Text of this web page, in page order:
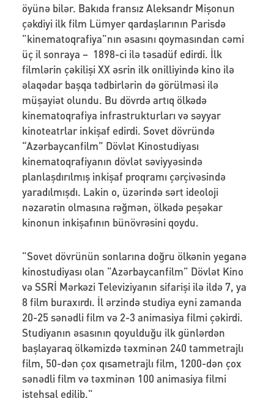
öyünə bilər. Bakıda fransız Aleksandr Mişonun
çəkdiyi ilk film Lümyer qardaşlarının Parisdə
"kinematoqrafiya"nın əsasını qoymasından cəmi
üç il sonraya – 1898-ci ilə təsadüf edirdi. İlk
filmlərin çəkilişi XX əsrin ilk onilliyində kino ilə
əlaqədar başqa tədbirlərin də görülməsi ilə
müşayiət olundu. Bu dövrdə artıq ölkədə
kinematoqrafiya infrastrukturları və səyyar
kinoteatrlar inkişaf edirdi. Sovet dövründə
“Azərbaycanfilm” Dövlət Kinostudiyası
kinematoqrafiyanın dövlət səviyyəsində
planlaşdırılmış inkişaf proqramı çərçivəsində
yaradılmışdı. Lakin o, üzərində sərt ideoloji
nəzarətin olmasına rəğmən, ölkədə peşəkar
kinonun inkişafının bünövrəsini qoydu.
"Sovet dövrünün sonlarına doğru ölkənin yeganə
kinostudiyası olan "Azərbaycanfilm" Dövlət Kino
və SSRİ Mərkəzi Televiziyanın sifarişi ilə ildə 7, ya
8 film buraxırdı. İl ərzində studiya eyni zamanda
20-25 sənədli film və 2-3 animasiya filmi çəkirdi.
Studiyanın əsasının qoyulduğu ilk günlərdən
başlayaraq ölkəmizdə təxminən 240 tammetrajlı
film, 50-dən çox qısametrajlı film, 1200-dən çox
sənədli film və təxminən 100 animasiya filmi
istehsal edilib."